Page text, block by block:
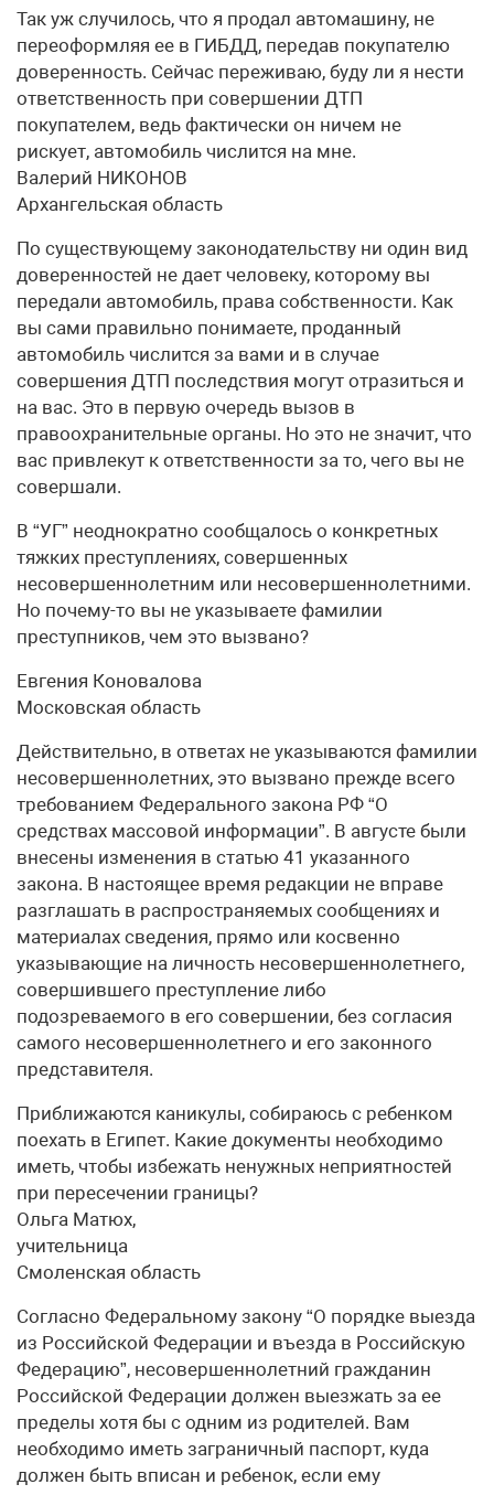
Так уж случилось, что я продал автомашину, не
переоформляя ее в ГИБДД, передав покупателю
доверенность. Сейчас переживаю, буду ли я нести
ответственность при совершении ДТП
покупателем, ведь фактически он ничем не
рискует, автомобиль числится на мне.
Валерий НИКОНОВ
Архангельская область
По существующему законодательству ни один вид
доверенностей не дает человеку, которому вы
передали автомобиль, права собственности. Как
вы сами правильно понимаете, проданный
автомобиль числится за вами и в случае
совершения ДТП последствия могут отразиться и
на вас. Это в первую очередь вызов в
правоохранительные органы. Но это не значит, что
вас привлекут к ответственности за то, чего вы не
совершали.
В “УГ” неоднократно сообщалось о конкретных
тяжких преступлениях, совершенных
несовершеннолетним или несовершеннолетними.
Но почему-то вы не указываете фамилии
преступников, чем это вызвано?
Евгения Коновалова
Московская область
Действительно, в ответах не указываются фамилии
несовершеннолетних, это вызвано прежде всего
требованием Федерального закона РФ “О
средствах массовой информации”. В августе были
внесены изменения в статью 41 указанного
закона. В настоящее время редакции не вправе
разглашать в распространяемых сообщениях и
материалах сведения, прямо или косвенно
указывающие на личность несовершеннолетнего,
совершившего преступление либо
подозреваемого в его совершении, без согласия
самого несовершеннолетнего и его законного
представителя.
Приближаются каникулы, собираюсь с ребенком
поехать в Египет. Какие документы необходимо
иметь, чтобы избежать ненужных неприятностей
при пересечении границы?
Ольга Матюх,
учительница
Смоленская область
Согласно Федеральному закону “О порядке выезда
из Российской Федерации и въезда в Российскую
Федерацию”, несовершеннолетний гражданин
Российской Федерации должен выезжать за ее
пределы хотя бы с одним из родителей. Вам
необходимо иметь заграничный паспорт, куда
должен быть вписан и ребенок, если ему